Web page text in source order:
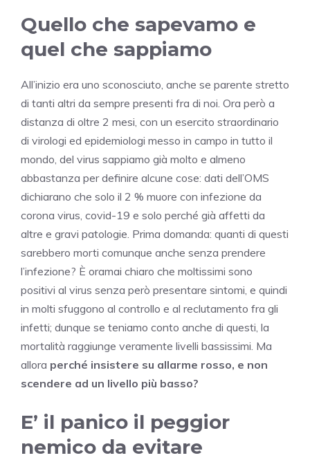
Quello che sapevamo e
quel che sappiamo
All’inizio era uno sconosciuto, anche se parente stretto
di tanti altri da sempre presenti fra di noi. Ora però a
distanza di oltre 2 mesi, con un esercito straordinario
di virologi ed epidemiologi messo in campo in tutto il
mondo, del virus sappiamo già molto e almeno
abbastanza per definire alcune cose: dati dell’OMS
dichiarano che solo il 2 % muore con infezione da
corona virus, covid-19 e solo perché già affetti da
altre e gravi patologie. Prima domanda: quanti di questi
sarebbero morti comunque anche senza prendere
l’infezione? È oramai chiaro che moltissimi sono
positivi al virus senza però presentare sintomi, e quindi
in molti sfuggono al controllo e al reclutamento fra gli
infetti; dunque se teniamo conto anche di questi, la
mortalità raggiunge veramente livelli bassissimi. Ma
allora perché insistere su allarme rosso, e non
scendere ad un livello più basso?
E’ il panico il peggior
nemico da evitare